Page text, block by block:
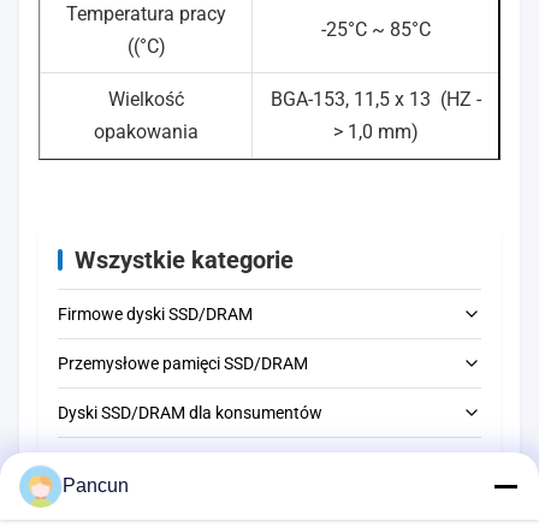
Temperatura pracy
((°C)
-25°C ~ 85°C
Wielkość
opakowania
BGA-153, 11,5 x 13 (HZ -
> 1,0 mm)
Wszystkie kategorie
Firmowe dyski SSD/DRAM
2.5'' SATA
U.2 NVMe
Przemysłowe pamięci SSD/DRAM
2.5'' SATA
Dyski SSD/DRAM dla konsumentów
Pancun